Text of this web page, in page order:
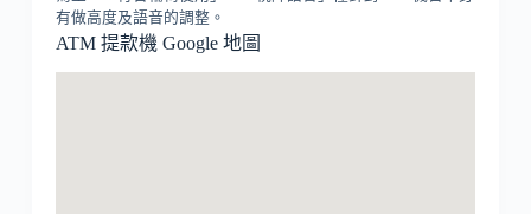
有做高度及語音的調整。
ATM 提款機 Google 地圖